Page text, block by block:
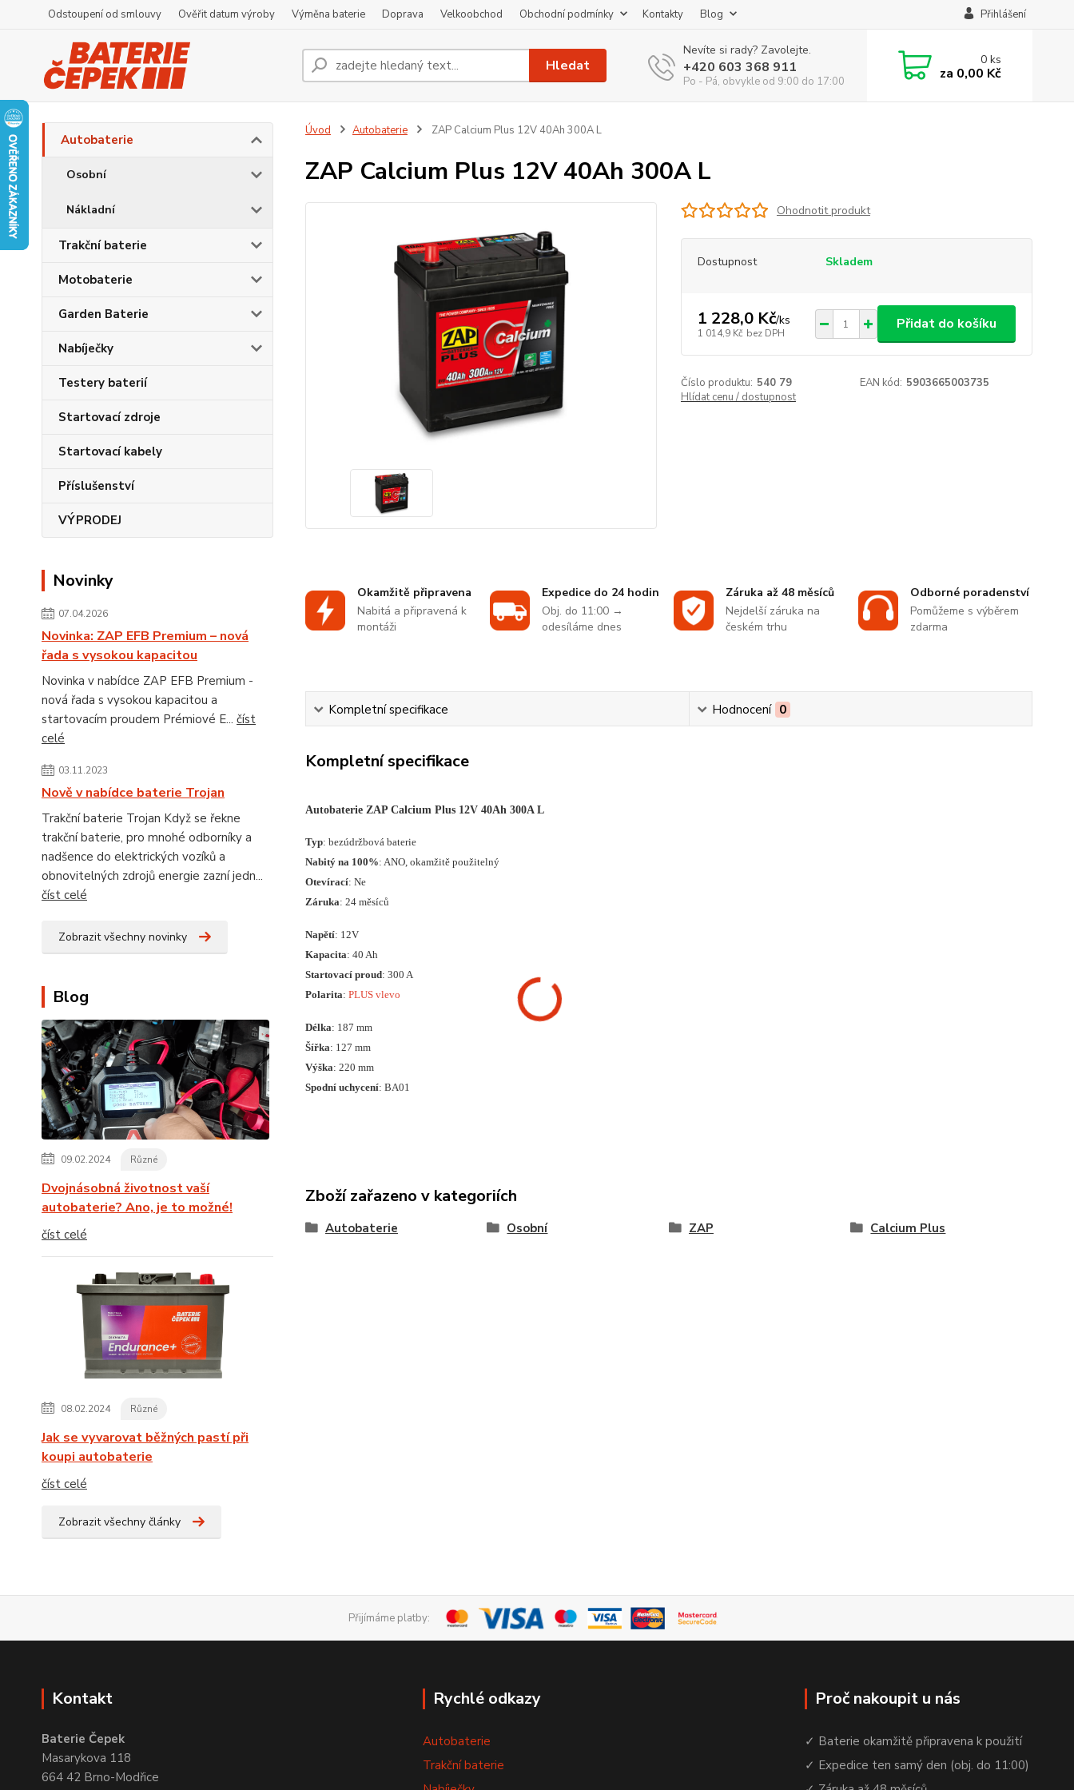
Odstoupení od smlouvy Ověřit datum výroby Výměna baterie Doprava Velkoobchod Obchodní podmínky Kontakty Blog Přihlášení
Hledat
Nevíte si rady? Zavolejte.
+420 603 368 911
Po - Pá, obvykle od 9:00 do 17:00
0ks
za 0,00 Kč
Autobaterie
Osobní
Nákladní
Trakční baterie
Motobaterie
Garden Baterie
Nabíječky
Testery baterií
Startovací zdroje
Startovací kabely
Příslušenství
VÝPRODEJ
Novinky
07.04.2026
Novinka: ZAP EFB Premium – nová
řada s vysokou kapacitou
Novinka v nabídce ZAP EFB Premium -
nová řada s vysokou kapacitou a
startovacím proudem Prémiové E... číst
celé
03.11.2023
Nově v nabídce baterie Trojan
Trakční baterie Trojan Když se řekne
trakční baterie, pro mnohé odborníky a
nadšence do elektrických vozíků a
obnovitelných zdrojů energie zazní jedn...
číst celé
Zobrazit všechny novinky
Blog
09.02.2024 Různé
Dvojnásobná životnost vaší
autobaterie? Ano, je to možné!
číst celé
08.02.2024 Různé
Jak se vyvarovat běžných pastí při
koupi autobaterie
číst celé
Zobrazit všechny články
Úvod Autobaterie ZAP Calcium Plus 12V 40Ah 300A L
ZAP Calcium Plus 12V 40Ah 300A L
Ohodnotit produkt
Dostupnost Skladem
1 228,0 Kč/ks
1 014,9 Kč bez DPH
Přidat do košíku
Číslo produktu: 540 79 EAN kód: 5903665003735
Hlídat cenu / dostupnost
Okamžitě připravena
Nabitá a připravená k
montáži
Expedice do 24 hodin
Obj. do 11:00 →
odesíláme dnes
Záruka až 48 měsíců
Nejdelší záruka na
českém trhu
Odborné poradenství
Pomůžeme s výběrem
zdarma
Kompletní specifikace Hodnocení 0
Kompletní specifikace
Autobaterie ZAP Calcium Plus 12V 40Ah 300A L
Typ: bezúdržbová baterie
Nabitý na 100%: ANO, okamžitě použitelný
Otevírací: Ne
Záruka: 24 měsíců
Napětí: 12V
Kapacita: 40 Ah
Startovací proud: 300 A
Polarita: PLUS vlevo
Délka: 187 mm
Šířka: 127 mm
Výška: 220 mm
Spodní uchycení: BA01
Zboží zařazeno v kategoriích
Autobaterie Osobní ZAP Calcium Plus
Přijímáme platby:
Kontakt
Baterie Čepek
Masarykova 118
664 42 Brno-Modřice
Rychlé odkazy
Autobaterie
Trakční baterie
Proč nakoupit u nás
✓ Baterie okamžitě připravena k použití
✓ Expedice ten samý den (obj. do 11:00)